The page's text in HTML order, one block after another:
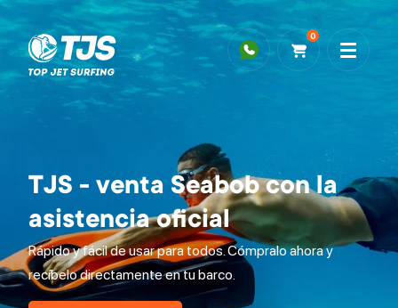
0
TJS - venta Seabob con la
asistencia oficial
Rápido y fácil de usar para todos. Cómpralo ahora y
recíbelo directamente en tu barco.